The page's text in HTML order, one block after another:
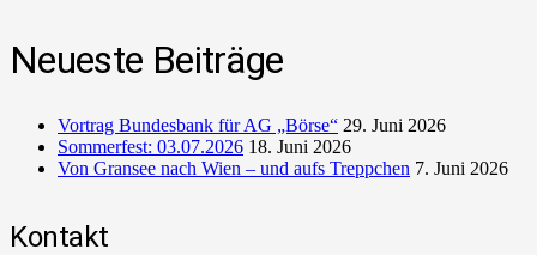
Neueste Beiträge
Vortrag Bundesbank für AG „Börse“ 29. Juni 2026
Sommerfest: 03.07.2026 18. Juni 2026
Von Gransee nach Wien – und aufs Treppchen 7. Juni 2026
Kontakt